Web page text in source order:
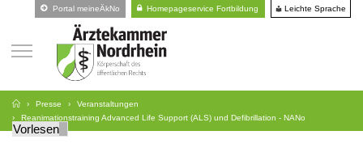
Portal meineÄkNo Homepageservice Fortbildung Leichte Sprache
Presse
Veranstaltungen
Reanimationstraining Advanced Life Support (ALS) und Defibrillation - NANo
Vorlesen